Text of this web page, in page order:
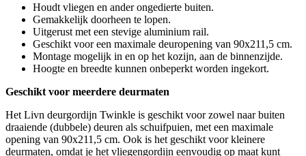
Houdt vliegen en ander ongedierte buiten.
Gemakkelijk doorheen te lopen.
Uitgerust met een stevige aluminium rail.
Geschikt voor een maximale deuropening van 90x211,5 cm.
Montage mogelijk in en op het kozijn, aan de binnenzijde.
Hoogte en breedte kunnen onbeperkt worden ingekort.
Geschikt voor meerdere deurmaten
Het Livn deurgordijn Twinkle is geschikt voor zowel naar buiten
draaiende (dubbele) deuren als schuifpuien, met een maximale
opening van 90x211,5 cm. Ook is het geschikt voor kleinere
deurmaten, omdat je het vliegengordijn eenvoudig op maat kunt